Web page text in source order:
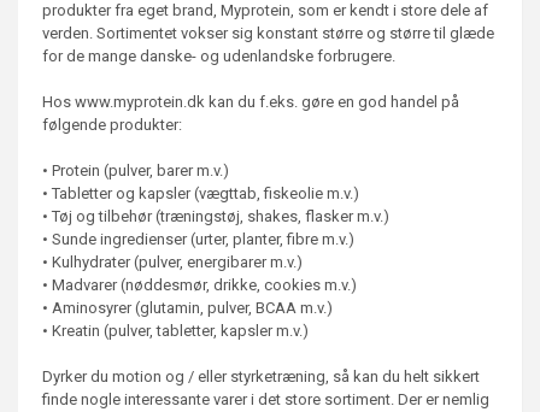
produkter fra eget brand, Myprotein, som er kendt i store dele af
verden. Sortimentet vokser sig konstant større og større til glæde
for de mange danske- og udenlandske forbrugere.
Hos www.myprotein.dk kan du f.eks. gøre en god handel på
følgende produkter:
• Protein (pulver, barer m.v.)
• Tabletter og kapsler (vægttab, fiskeolie m.v.)
• Tøj og tilbehør (træningstøj, shakes, flasker m.v.)
• Sunde ingredienser (urter, planter, fibre m.v.)
• Kulhydrater (pulver, energibarer m.v.)
• Madvarer (nøddesmør, drikke, cookies m.v.)
• Aminosyrer (glutamin, pulver, BCAA m.v.)
• Kreatin (pulver, tabletter, kapsler m.v.)
Dyrker du motion og / eller styrketræning, så kan du helt sikkert
finde nogle interessante varer i det store sortiment. Der er nemlig